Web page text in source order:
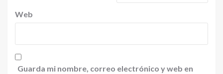
Web
Guarda mi nombre, correo electrónico y web en